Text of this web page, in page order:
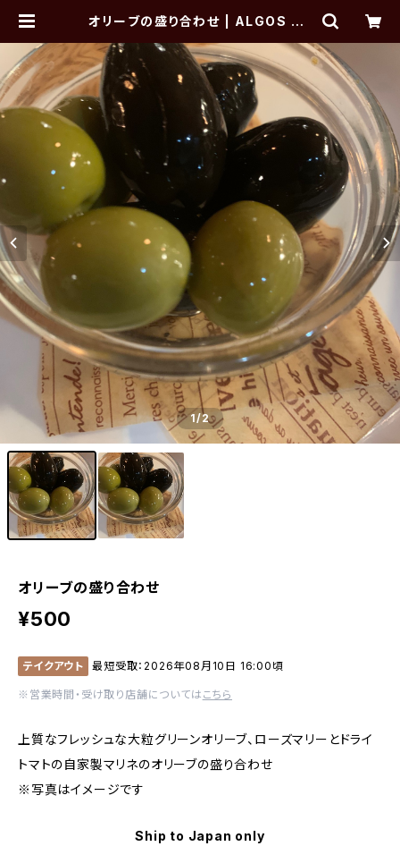
オリーブの盛り合わせ | ALGOS DE
1/2
オリーブの盛り合わせ
¥500
テイクアウト 最短受取：2026年08月10日 16:00頃
※営業時間・受け取り店舗については こちら
上質なフレッシュな大粒グリーンオリーブ、ローズマリーとドライ
トマトの自家製マリネのオリーブの盛り合わせ
※写真はイメージです
Ship to Japan only